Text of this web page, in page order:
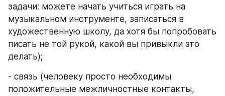
задачи: можете начать учиться играть на
музыкальном инструменте, записаться в
художественную школу, да хотя бы попробовать
писать не той рукой, какой вы привыкли это
делать);
- связь (человеку просто необходимы
положительные межличностные контакты,